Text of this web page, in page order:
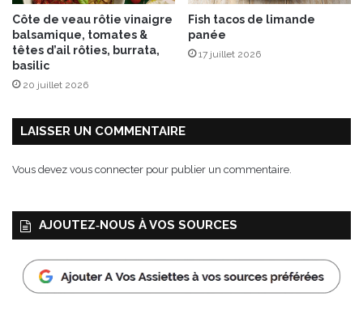
i
l
l
é
Côte de veau rôtie vinaigre
balsamique, tomates &
têtes d’ail rôties, burrata,
basilic
20 juillet 2026
Fish tacos de limande
panée
17 juillet 2026
LAISSER UN COMMENTAIRE
Vous devez vous connecter pour publier un commentaire.
AJOUTEZ‑NOUS À VOS SOURCES